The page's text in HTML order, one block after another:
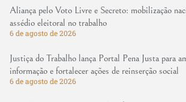
Aliança pelo Voto Livre e Secreto: mobilização
assédio eleitoral no trabalho
6 de agosto de 2026
Justiça do Trabalho lança Portal Pena Justa para
informação e fortalecer ações de reinserção social
6 de agosto de 2026